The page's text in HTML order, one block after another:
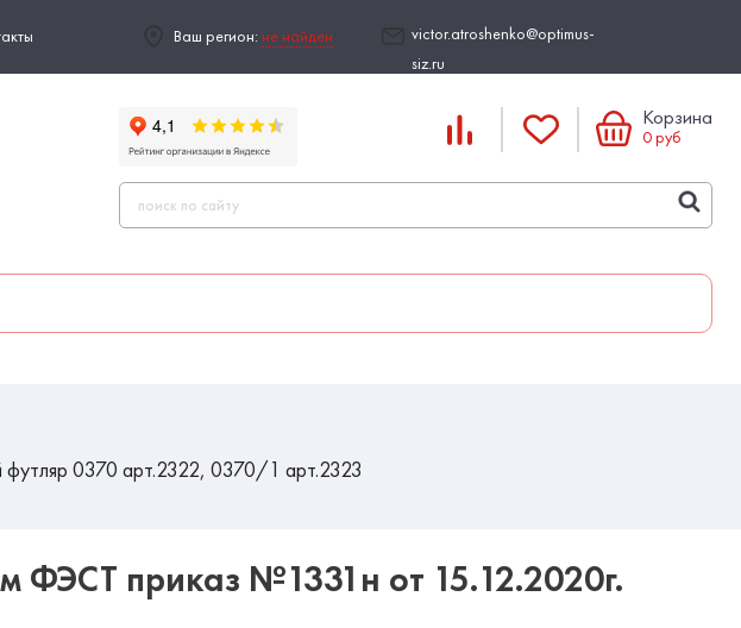
Ваш регион: не найден
victor.atroshenko@optimus-
siz.ru
Корзина
0руб
футляр 0370 арт.2322, 0370/1 арт.2323
ФЭСТ приказ №1331н от 15.12.2020г.